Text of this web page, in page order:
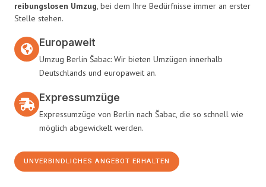
reibungslosen Umzug, bei dem Ihre Bedürfnisse immer an erster
Stelle stehen.
Europaweit
Umzug Berlin Šabac: Wir bieten Umzügen innerhalb
Deutschlands und europaweit an.
Expressumzüge
Expressumzüge von Berlin nach Šabac, die so schnell wie
möglich abgewickelt werden.
UNVERBINDLICHES ANGEBOT ERHALTEN